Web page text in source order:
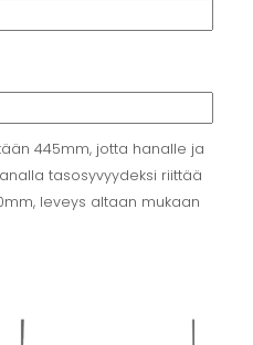
445mm, jotta hanalle ja
tasosyvyydeksi riittää
leveys altaan mukaan